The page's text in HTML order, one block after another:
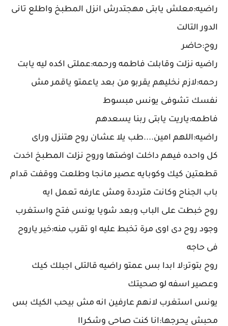
راضيه:معلش يابتى مهجتدرش انزل المطبخ واطلع تانى
الدور التالت
روح:حاضر
راضيه نزلت وقابلت فاطمه ورحمه:عملتى اكده ليه يابت
رحمه:لازم نخليهم يقربو من بعد ياعمتو ياقمر مش
نفسك تشوفى يونس مبسوط
فاطمه:ياريت يابتى ربنا يسعدهم
راضيه:اللهم امين....طب يلا عشان روح هتنزل وراى
كل واحده فيهم داخلت اوضتها وروح نزلت المطبخ اخدت
قطعتين كيك وكوبايه عصير مانجا وطلعت ووقفت قدام
باب الجناح وكانت مترددة ومش عارفه تعمل ايه
روح خبطت على الباب وبعد شويا يونس فتح واستغرب
وجود روح دى اوى مرة تخبط عليه او تقرب منه:خير ياروح
فى حاجه
روح بتوتر:لا ابدا بس عمتو راضيه قالتلى اجبلك كيك
وعصير اسفه لو صحيتك
يونس استغرب لانهم عارفين انه مش بيحب الكيك بس
محبش يحرجها:انا كنت صاحى وشكراا